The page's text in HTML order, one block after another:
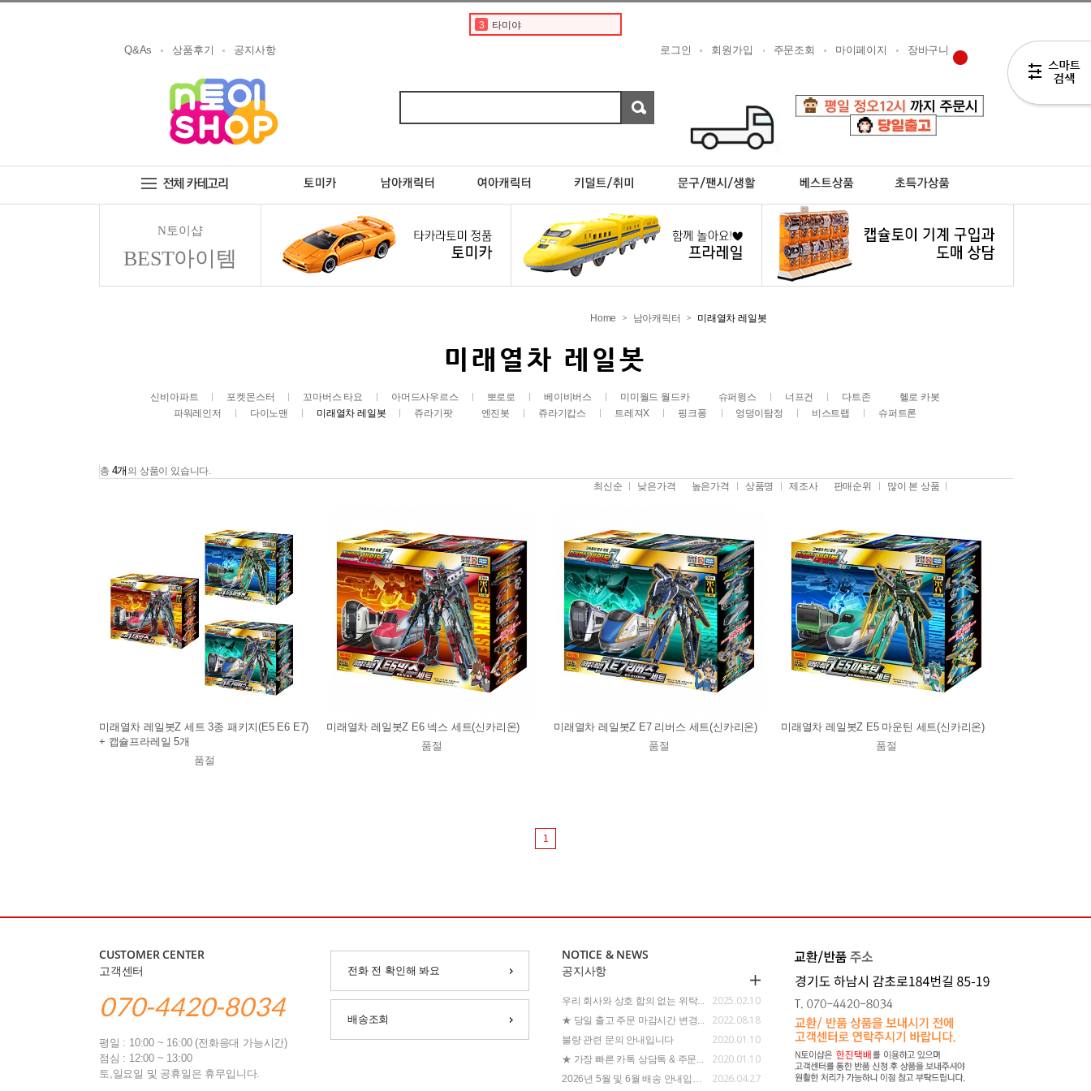
3 타미야
6 디즈니
9 현대
10 프리미엄토미카
2
Q&As 상품후기 공지사항 로그인 회원가입 주문조회 마이페이지 장바구니
N토이샵
BEST아이템
미래열차 레일봇
Home > 남아캐릭터 > 미래열차 레일봇
신비아파트 포켓몬스터 꼬마버스 타요 아머드사우르스 뽀로로 베이비버스 미미월드 월드카 슈퍼윙스 너프건 다트존
헬로 카봇
파워레인저
다이노맨 미래열차 레일봇 쥬라기팟 엔진봇 쥬라기캅스 트레져X 핑크퐁 엉덩이탐정 비스트랩 슈퍼트론
총 4개 의 상품이 있습니다.
최신순
낮은가격 높은가격 상품명 제조사 판매순위 많이 본 상품
미래열차 레일봇Z 세트 3종 패키지(E5 E6 E7)
+ 캡슐프라레일 5개
품절
미래열차 레일봇Z E6 넥스 세트(신카리온)
품절
미래열차 레일봇Z E7 리버스 세트(신카리온)
품절
미래열차 레일봇Z E5 마운틴 세트(신카리온)
품절
1
CUSTOMER CENTER
고객센터
070-4420-8034
평일 : 10:00 ~ 16:00 (전화응대 가능시간)
점심 : 12:00 ~ 13:00
토,일요일 및 공휴일은 휴무입니다.
전화 전 확인해 봐요
배송조회
NOTICE & NEWS
공지사항
우리 회사와 상호 합의 없는 위탁... 2025.02.10
★ 당일 출고 주문 마감시간 변경... 2022.08.18
불량 관련 문의 안내입니다 2020.01.10
★ 가장 빠른 카톡 상담톡 & 주문... 2020.01.10
2026년 5월 및 6월 배송 안내입니... 2026.04.27